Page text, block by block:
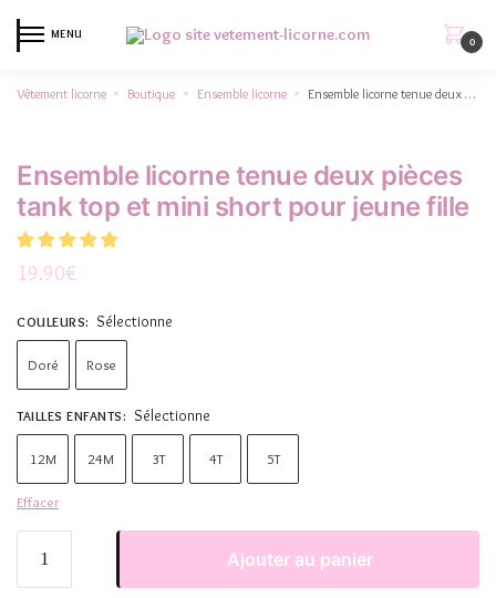
MENU
0
Vêtement licorne » Boutique » Ensemble licorne » Ensemble licorne tenue deux pièces tank top et mini short pour jeune fille
Ensemble licorne tenue deux pièces
tank top et mini short pour jeune fille
19.90€
COULEURS: Sélectionne
Doré Rose
TAILLES ENFANTS: Sélectionne
12M 24M 3T 4T 5T
Effacer
Ajouter au panier